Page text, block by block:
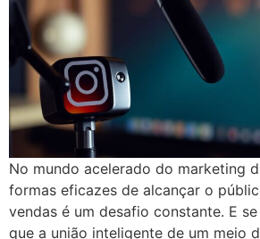
No mundo acelerado do marketing
formas eficazes de alcançar o
vendas é um desafio constante. E
que a união inteligente de um meio